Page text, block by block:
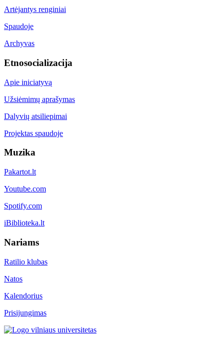
Artėjantys renginiai
Spaudoje
Archyvas
Etnosocializacija
Apie iniciatyvą
Užsiėmimų aprašymas
Dalyvių atsiliepimai
Projektas spaudoje
Muzika
Pakartot.lt
Youtube.com
Spotify.com
iBiblioteka.lt
Nariams
Ratilio klubas
Natos
Kalendorius
Prisijungimas